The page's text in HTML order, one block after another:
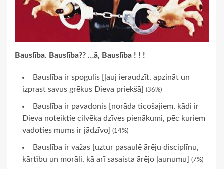
Bauslība. Bauslība?? …ā, Bauslība ! ! !
Bauslība ir spogulis [ļauj ieraudzīt, apzināt un
izprast savus grēkus Dieva priekšā]
(36%)
Bauslība ir pavadonis [norāda ticošajiem, kādi ir
Dieva noteiktie cilvēka dzīves pienākumi, pēc kuriem
vadoties mums ir jādzīvo]
(14%)
Bauslība ir važas [uztur pasaulē ārēju disciplīnu,
kārtību un morāli, kā arī sasaista ārējo ļaunumu]
(7%)